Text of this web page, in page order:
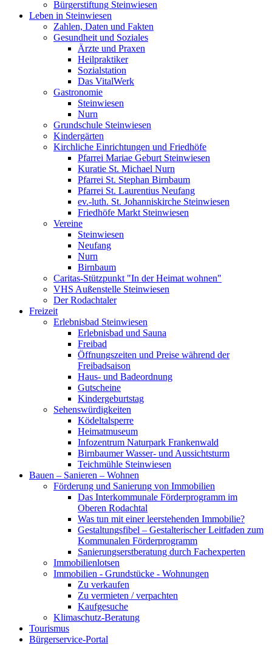
Bürgerstiftung Steinwiesen
Leben in Steinwiesen
Zahlen, Daten und Fakten
Gesundheit und Soziales
Ärzte und Praxen
Heilpraktiker
Sozialstation
Das VitalWerk
Gastronomie
Steinwiesen
Nurn
Grundschule Steinwiesen
Kindergärten
Kirchliche Einrichtungen und Friedhöfe
Pfarrei Mariae Geburt Steinwiesen
Kuratie St. Michael Nurn
Pfarrei St. Stephan Birnbaum
Pfarrei St. Laurentius Neufang
ev.-luth. St. Johanniskirche Steinwiesen
Friedhöfe Markt Steinwiesen
Vereine
Steinwiesen
Neufang
Nurn
Birnbaum
Caritas-Stützpunkt "In der Heimat wohnen"
VHS Außenstelle Steinwiesen
Der Rodachtaler
Freizeit
Erlebnisbad Steinwiesen
Erlebnisbad und Sauna
Freibad
Öffnungszeiten und Preise während der
Freibadsaison
Haus- und Badeordnung
Gutscheine
Kindergeburtstag
Sehenswürdigkeiten
Ködeltalsperre
Heimatmuseum
Infozentrum Naturpark Frankenwald
Birnbaumer Wasser- und Aussichtsturm
Teichmühle Steinwiesen
Bauen – Sanieren – Wohnen
Förderung und Sanierung von Immobilien
Das Interkommunale Förderprogramm im
Oberen Rodachtal
Was tun mit einer leerstehenden Immobilie?
Gestaltungsfibel – Gestalterischer Leitfaden zum
Kommunalen Förderprogramm
Sanierungserstberatung durch Fachexperten
Immobilienlotsen
Immobilien - Grundstücke - Wohnungen
Zu verkaufen
Zu vermieten / verpachten
Kaufgesuche
Klimaschutz-Beratung
Tourismus
Bürgerservice-Portal